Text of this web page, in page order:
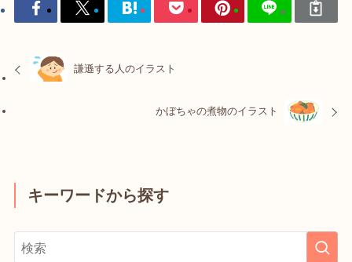
謙遜する人のイラスト
かぼちゃの煮物のイラスト
キーワードから探す